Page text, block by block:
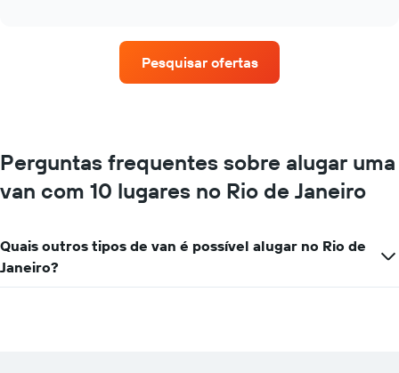
localizações
O
eixo
X
exibindo
Pesquisar ofertas
Perguntas frequentes sobre alugar uma
van com 10 lugares no Rio de Janeiro
Quais outros tipos de van é possível alugar no Rio de
Janeiro?